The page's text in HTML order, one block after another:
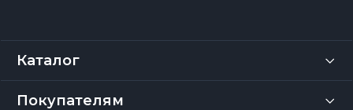
Каталог
Покупателям